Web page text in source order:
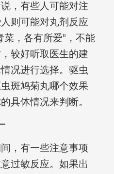
，有些人可能对注
则可能对丸剂反应
菜，各有所爱”，不能
较好听取医生的建
况进行选择。驱虫
斑鸠菊丸哪个效果
具体情况来判断。
，有一些注意事项
过敏反应。如果出